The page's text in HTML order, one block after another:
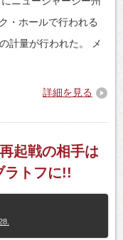
・ホールで行われる
計量が行われた。 メ
詳細を見る
起戦の相手は
ラトフに!!